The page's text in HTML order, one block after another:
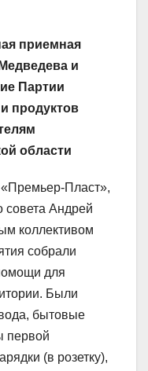
приемная
и
Партии
продуктов
области
Пласт»,
совета Андрей
коллективом
собрали
для
Были
бытовые
первой
(в розетку),